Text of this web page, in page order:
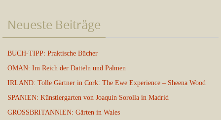
Neueste Beiträge
BUCH-TIPP: Praktische Bücher
OMAN: Im Reich der Datteln und Palmen
IRLAND: Tolle Gärtner in Cork: The Ewe Experience – Sheena Wood
SPANIEN: Künstlergarten von Joaquín Sorolla in Madrid
GROSSBRITANNIEN: Gärten in Wales